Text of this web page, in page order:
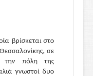
βρίσκεται στο
σε
πόλη της
γνωστοί δυο